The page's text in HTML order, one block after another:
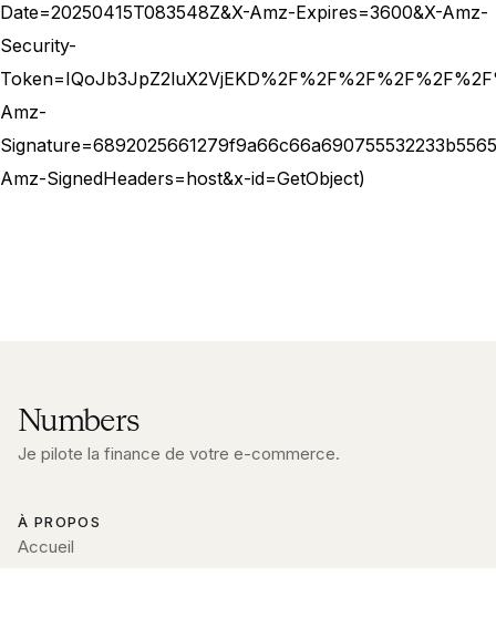
Date=20250415T083548Z&X-Amz-Expires=3600&X-Amz-
Security-
Amz-
Amz-SignedHeaders=host&x-id=GetObject)
Numbers
Je pilote la finance de votre e-commerce.
À PROPOS
Accueil